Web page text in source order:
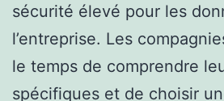
sécurité élevé pour les
l’entreprise. Les
le temps de comprendre
spécifiques et de choisir